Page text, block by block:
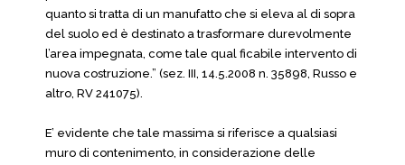
quanto si tratta di un manufatto che si eleva al di sopra
del suolo ed è destinato a trasformare durevolmente
l’area impegnata, come tale qual ficabile intervento di
nuova costruzione.” (sez. III, 14.5.2008 n. 35898, Russo e
altro, RV 241075).
E’ evidente che tale massima si riferisce a qualsiasi
muro di contenimento, in considerazione delle